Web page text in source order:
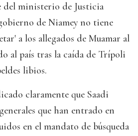
del ministerio de Justicia
de Niamey no tiene
a los allegados de Muamar al
al país tras la caída de Trípoli
libios.
claramente que Saadi
que han entrado en
en el mandato de búsqueda